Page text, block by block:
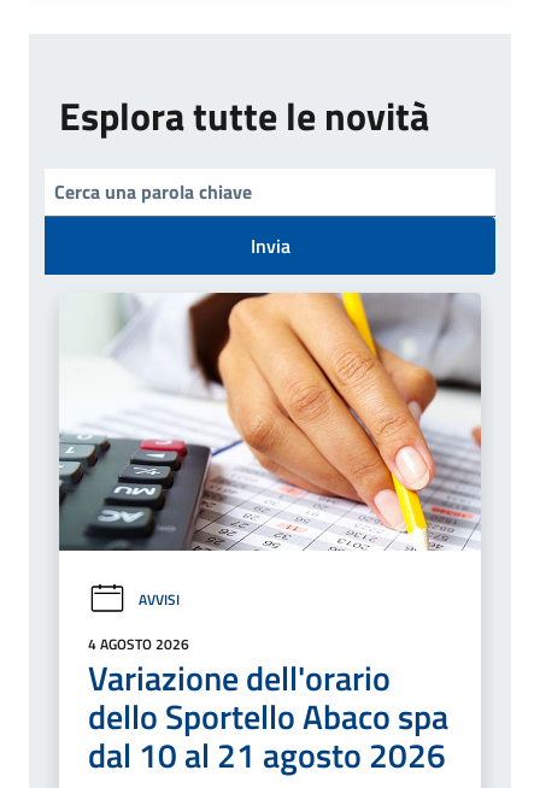
Esplora tutte le novità
Invia
AVVISI
4 AGOSTO 2026
Variazione dell'orario
dello Sportello Abaco spa
dal 10 al 21 agosto 2026